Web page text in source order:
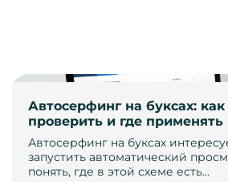
Автосерфинг на буксах: как
проверить и где применять
Автосерфинг на буксах
запустить автоматический
понять, где в этой схеме есть…